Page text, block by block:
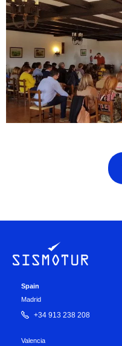
Spain
Madrid
+34 913 238 208
Valencia